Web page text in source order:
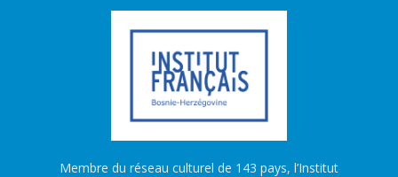
Membre du réseau culturel de 143 pays, l’Institut